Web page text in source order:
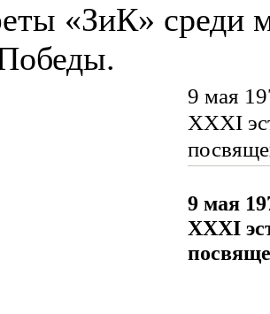
«ЗиК» среди
9 мая
XXXI
9 мая
XXXI